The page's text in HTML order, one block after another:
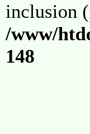
inclusion
/www/
148